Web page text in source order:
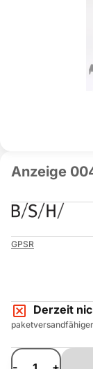
Anzeige
GPSR
Derzeit